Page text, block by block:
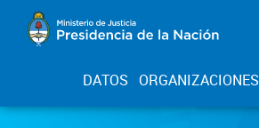
DATOS ORGANIZACIONES